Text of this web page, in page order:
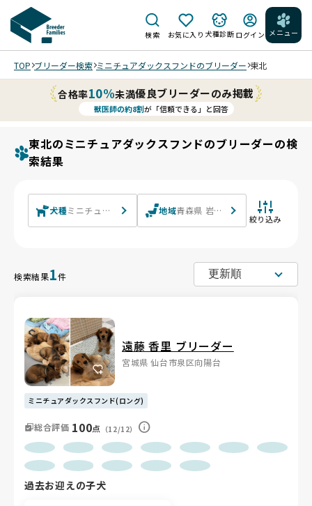
検索 お気に入り 犬種診断 ログイン メニュー
TOP ブリーダー検索 ミニチュアダックスフンドのブリーダー 東北
合格率10%未満優良ブリーダーのみ掲載
獣医師の約8割が「信頼できる」と回答
東北のミニチュアダックスフンドのブリーダーの検
索結果
犬種ミニチュアダックスフンド ミニチュアダックスフンド(ロン
地域青森県 岩手県 宮城県 秋田県 山形
絞り込み
検索結果1件
遠藤 香里 ブリーダー
宮城県 仙台市泉区向陽台
ミニチュアダックスフンド(ロング)
総合評価 100点 （12/12）
過去お迎えの子犬